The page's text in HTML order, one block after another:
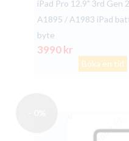
iPad Pro 12.9" 3rd Gen
A1895 / A1983 iPad
byte
3990 kr
Boka en tid